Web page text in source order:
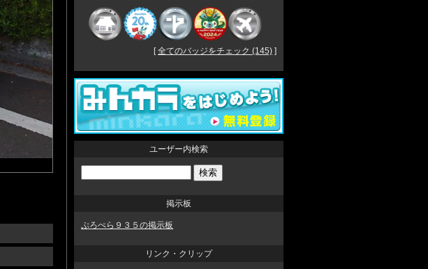
[全てのバッジをチェック (145) ]
ユーザー内検索
掲示板
ぷろぺら９３５の掲示板
リンク・クリップ